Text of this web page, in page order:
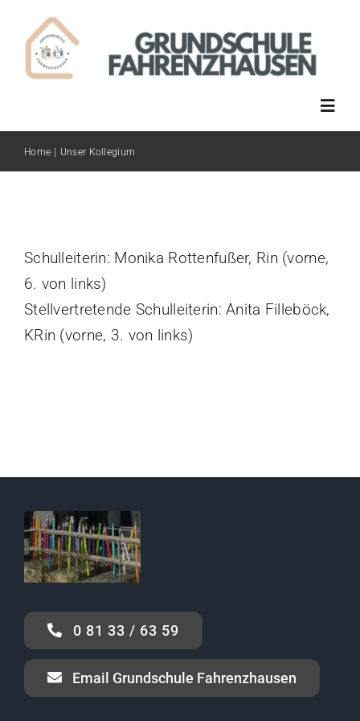
content
Wir über uns
Schulberatung
Übertritt
Home Unser Kollegium
Schulleiterin: Monika Rottenfußer, Rin (vorne,
6. von links)
Stellvertretende Schulleiterin: Anita Filleböck,
KRin (vorne, 3. von links)
0 81 33 / 63 59
Email Grundschule Fahrenzhausen